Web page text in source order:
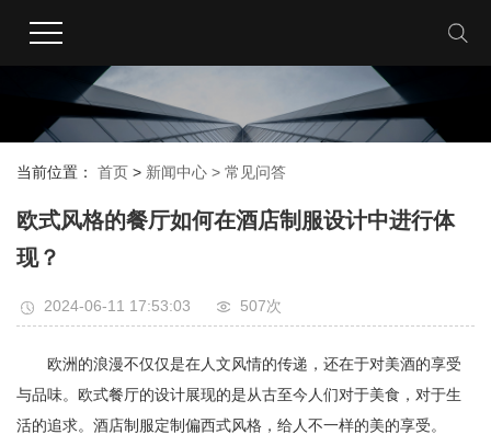
当前位置： 首页 > 新闻中心 > 常见问答
欧式风格的餐厅如何在酒店制服设计中进行体
现？
2024-06-11 17:53:03 507次
欧洲的浪漫不仅仅是在人文风情的传递，还在于对美酒的享受
与品味。欧式餐厅的设计展现的是从古至今人们对于美食，对于生
活的追求。酒店制服定制偏西式风格，给人不一样的美的享受。